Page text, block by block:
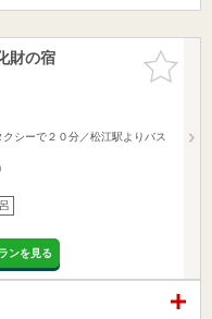
お気に入
りに追加
の宿
シーで２０分／松江駅よりバス
ンを見る